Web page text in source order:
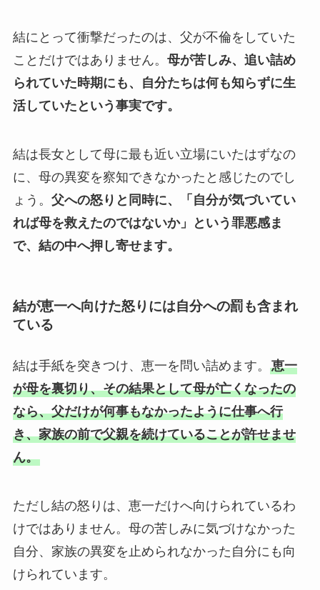
結にとって衝撃だったのは、父が不倫をしていた
ことだけではありません。 母が苦しみ、追い詰め
られていた時期にも、自分たちは何も知らずに生
活していたという事実です。
結は長女として母に最も近い立場にいたはずなの
に、母の異変を察知できなかったと感じたのでし
ょう。 父への怒りと同時に、「自分が気づいてい
れば母を救えたのではないか」という罪悪感ま
で、結の中へ押し寄せます。
結が恵一へ向けた怒りには自分への罰も含まれ
ている
結は手紙を突きつけ、恵一を問い詰めます。 恵一
が母を裏切り、その結果として母が亡くなったの
なら、父だけが何事もなかったように仕事へ行
き、家族の前で父親を続けていることが許せませ
ん。
ただし結の怒りは、恵一だけへ向けられているわ
けではありません。母の苦しみに気づけなかった
自分、家族の異変を止められなかった自分にも向
けられています。